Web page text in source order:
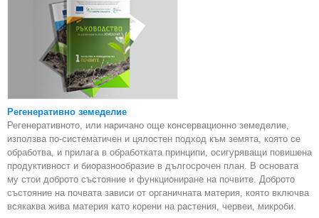
Регенеративно земеделие
Регенеративното, или наричано още консервационно земеделие,
използва по-систематичен и цялостен подход към земята, която се
обработва, и прилага в обработката принципи, осигуряващи повишена
продуктивност и биоразнообразие в дългосрочен план. В основата
му стои доброто състояние и функциониране на почвите. Доброто
състояние на почвата зависи от органичната материя, която включва
всякаква жива материя като корени на растения, червеи, микроби.